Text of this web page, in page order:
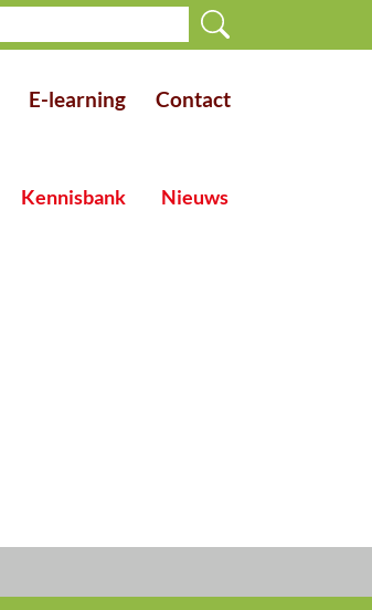
E-learning Contact
Kennisbank Nieuws